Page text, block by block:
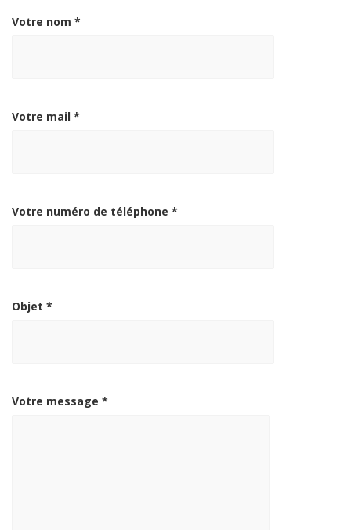
Votre nom *
Votre mail *
Votre numéro de téléphone *
Objet *
Votre message *